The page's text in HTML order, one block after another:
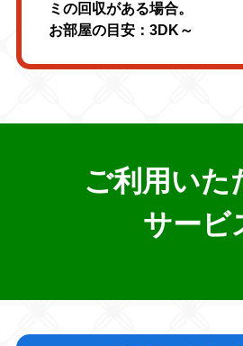
ミの回収がある場合。
お部屋の目安：3DK～
ご利用いた
サービ